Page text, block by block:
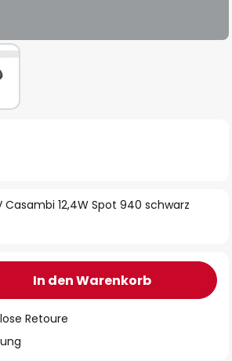
Casambi 12,4W Spot 940 schwarz
In den Warenkorb
Retoure